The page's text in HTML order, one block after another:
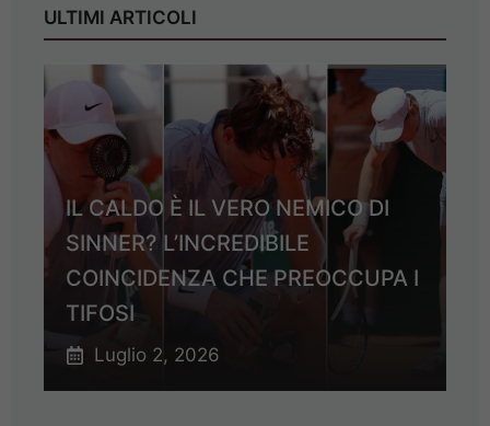
ULTIMI ARTICOLI
IL CALDO È IL VERO NEMICO DI
SINNER? L’INCREDIBILE
COINCIDENZA CHE PREOCCUPA I
TIFOSI
Luglio 2, 2026